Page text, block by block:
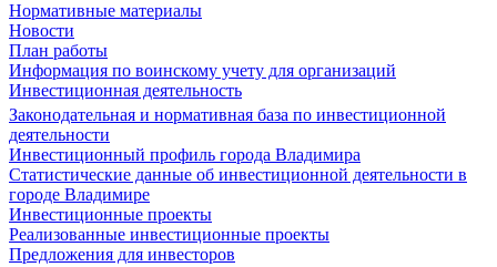
Нормативные материалы
Новости
План работы
Информация по воинскому учету для организаций
Инвестиционная деятельность
Законодательная и нормативная база по инвестиционной
деятельности
Инвестиционный профиль города Владимира
Статистические данные об инвестиционной деятельности в
городе Владимире
Инвестиционные проекты
Реализованные инвестиционные проекты
Предложения для инвесторов